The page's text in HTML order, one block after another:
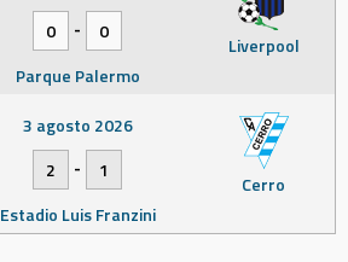
Liverpool
0
-
0
Parque Palermo
Cerro
3 agosto 2026
2
-
1
Estadio Luis Franzini